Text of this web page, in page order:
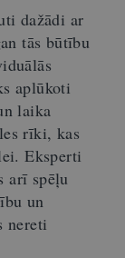
dažādi ar
tās būtību
aplūkoti
laika
rīki, kas
Eksperti
arī spēļu
un
nereti